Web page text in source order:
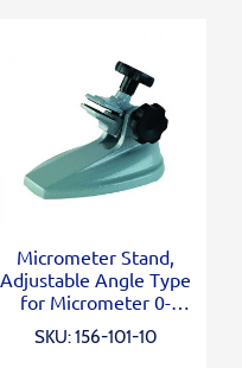
Micrometer Stand,
Adjustable Angle Type
for Micrometer 0-
100mm/0-4″
SKU: 156-101-10